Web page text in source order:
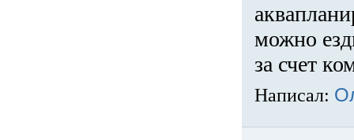
можно
за счет
Написал: